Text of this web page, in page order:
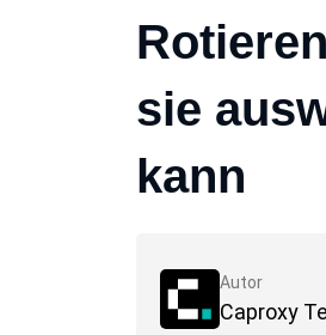
sie
kann
Autor
Caproxy